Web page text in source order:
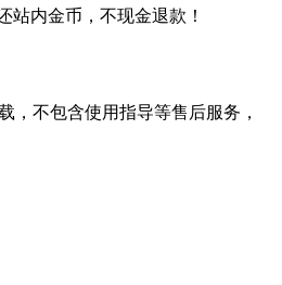
内金币，不现金退款！
，不包含使用指导等售后服务，